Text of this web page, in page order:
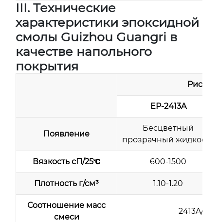
III. Технические
характеристики эпоксидной
смолы Guizhou Guangri в
качестве напольного
покрытия
EP-2413A
Появление
Бесцветный
прозрачный жидкость
Вязкость сП/25℃ 600-1500
Плотность г/см³ 1.10-1.20
Соотношение масс
смеси
2413A/